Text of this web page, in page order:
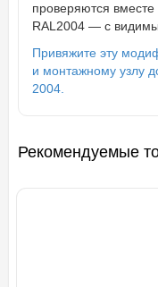
проверяются
RAL2004 — с
Привяжите эту
и монтажному узлу
2004.
Рекомендуемые